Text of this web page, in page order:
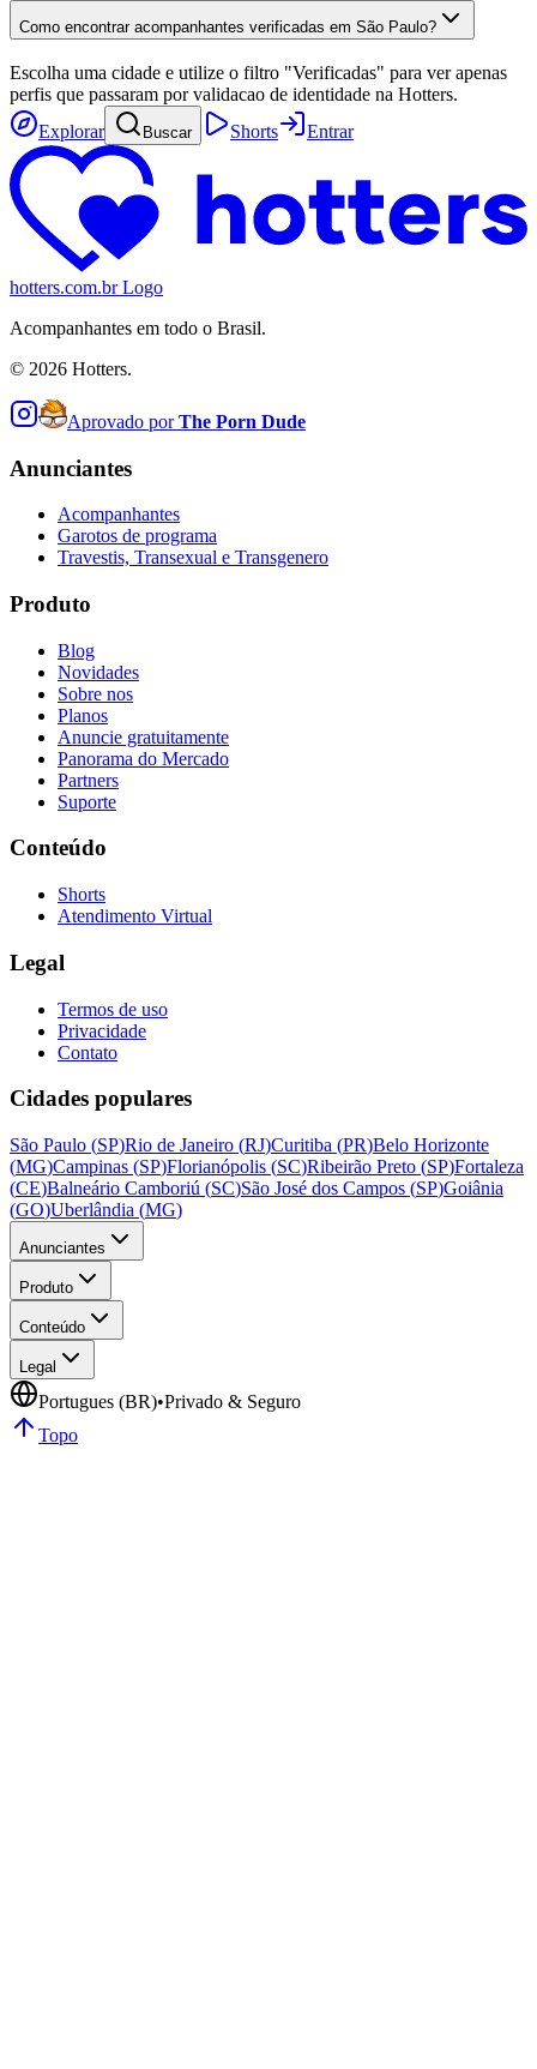
Como encontrar acompanhantes verificadas em São Paulo?
Escolha uma cidade e utilize o filtro "Verificadas" para ver apenas
perfis que passaram por validacao de identidade na Hotters.
Explorar
Buscar Shorts Entrar
hotters.com.br Logo
Acompanhantes em todo o Brasil.
© 2026 Hotters.
Aprovado por The Porn Dude
Anunciantes
Acompanhantes
Garotos de programa
Travestis, Transexual e Transgenero
Produto
Blog
Novidades
Sobre nos
Planos
Anuncie gratuitamente
Panorama do Mercado
Partners
Suporte
Conteúdo
Shorts
Atendimento Virtual
Legal
Termos de uso
Privacidade
Contato
Cidades populares
São Paulo (SP)Rio de Janeiro (RJ)Curitiba (PR)Belo Horizonte
(MG)Campinas (SP)Florianópolis (SC)Ribeirão Preto (SP)Fortaleza
(CE)Balneário Camboriú (SC)São José dos Campos (SP)Goiânia
(GO)Uberlândia (MG)
Anunciantes
Produto
Conteúdo
Legal
Portugues (BR)•Privado & Seguro
Topo